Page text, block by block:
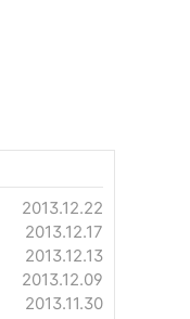
2013.12.22
2013.12.17
2013.12.13
2013.12.09
2013.11.30